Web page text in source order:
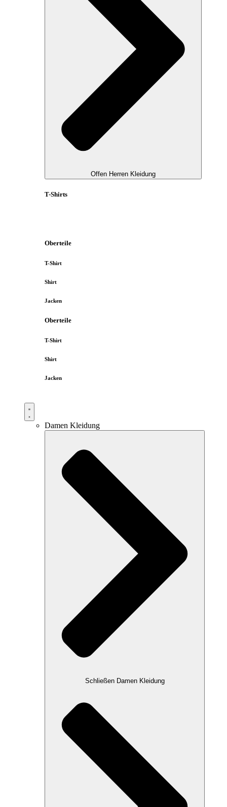
Offen Herren Kleidung
T-Shirts
Oberteile
T-Shirt
Shirt
Jacken
Oberteile
T-Shirt
Shirt
Jacken
Damen Kleidung
Schließen Damen Kleidung